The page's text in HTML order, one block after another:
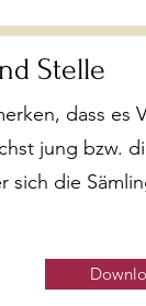
Stelle
dass es
jung bzw.
sich die